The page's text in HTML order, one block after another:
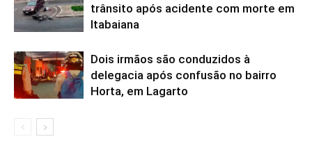
trânsito após acidente com morte em
Itabaiana
Dois irmãos são conduzidos à
delegacia após confusão no bairro
Horta, em Lagarto